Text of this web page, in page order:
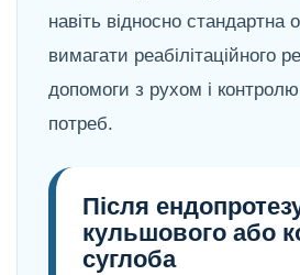
навіть відносно стандартна
вимагати реабілітаційного
допомоги з рухом і
потреб.
Після
кульшового або
суглоба